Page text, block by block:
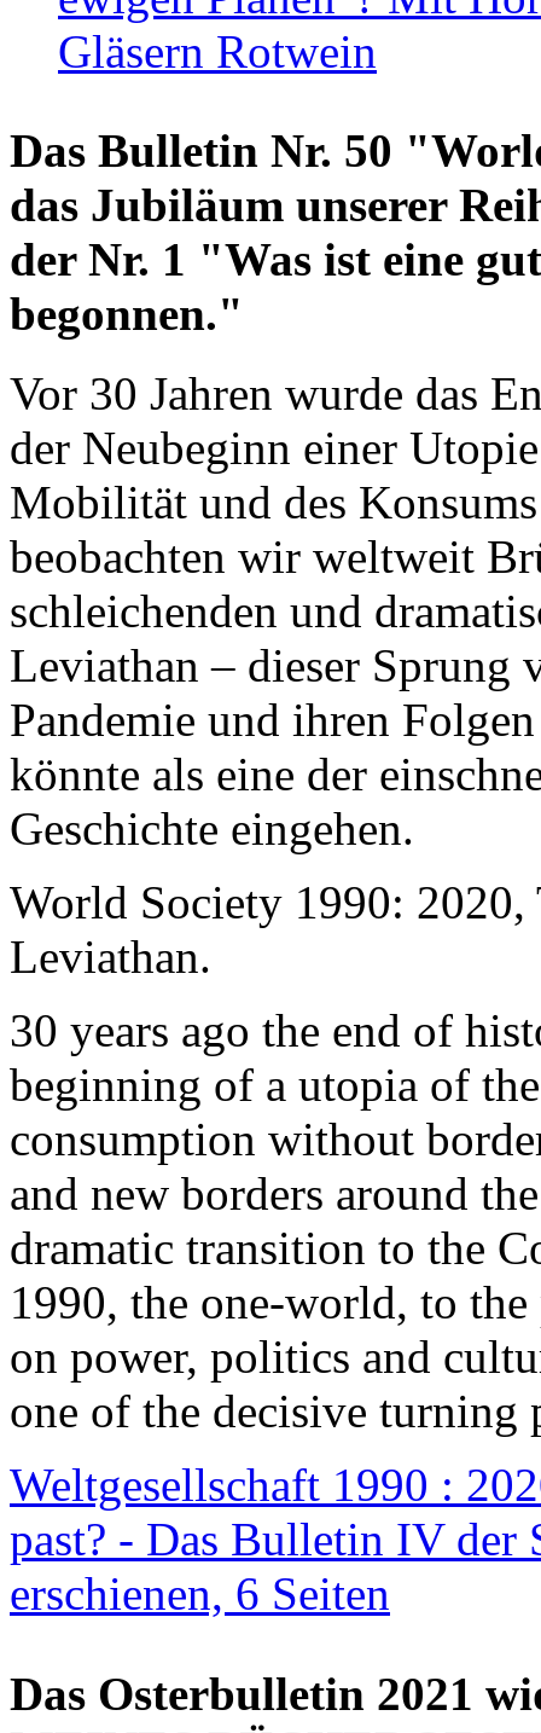
Gläsern Rotwein
Das Bulletin Nr. 50
das Jubiläum unserer
der Nr. 1 "Was ist eine
begonnen."
Vor 30 Jahren wurde das
der Neubeginn einer
Mobilität und des
beobachten wir weltweit
schleichenden und
Leviathan – dieser Sprung
Pandemie und ihren
könnte als eine der
Geschichte eingehen.
World Society 1990: 2020,
Leviathan.
30 years ago the end of
beginning of a utopia of
consumption without
and new borders around
dramatic transition to the
1990, the one-world, to the
on power, politics and
one of the decisive turning
Weltgesellschaft 1990 :
past? - Das Bulletin IV der
erschienen, 6 Seiten
Das Osterbulletin 2021